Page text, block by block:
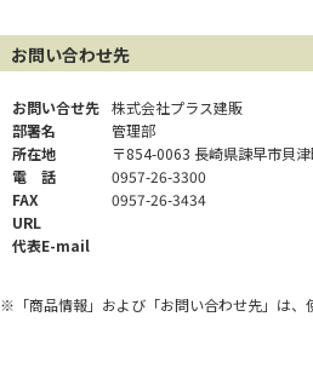
お問い合わせ先
お問い合せ先 株式会社プラス建販
部署名
管理部
所在地
〒854-0063 長崎県諫早市貝
電 話
0957-26-3300
FAX
0957-26-3434
URL
代表E-mail
※「商品情報」および「お問い合わせ先」は、